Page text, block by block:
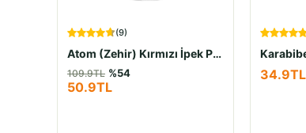
(9)
Atom (Zehir) Kırmızı İpek Pul Biber 80Gr
109.9TL %54
50.9TL
34.9TL